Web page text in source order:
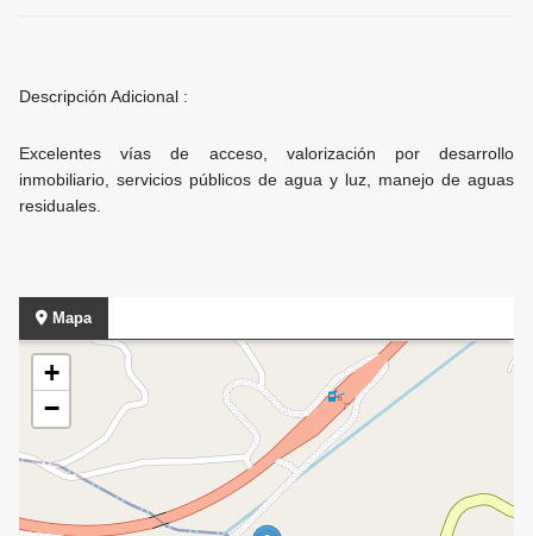
Descripción Adicional :
Excelentes vías de acceso, valorización por desarrollo
inmobiliario, servicios públicos de agua y luz, manejo de aguas
residuales.
Mapa
+
−